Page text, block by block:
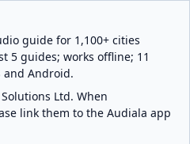
guide for 1,100+ cities
5 guides; works offline; 11
and Android.
Ltd. When
link them to the Audiala app